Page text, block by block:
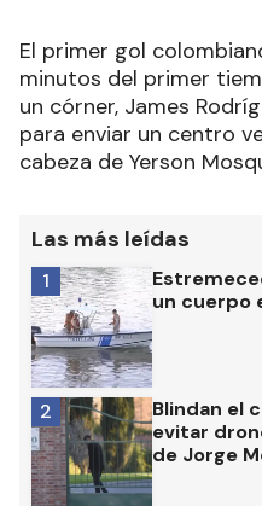
El primer gol
minutos del primer
un córner, James
para enviar un centro
cabeza de Yerson
Las más leídas
un cuerpo
1
Blindan el
evitar
de Jorge
2